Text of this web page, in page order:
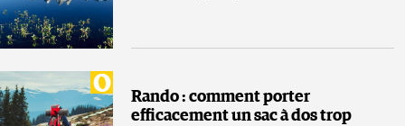
Rando : comment porter
efficacement un sac à dos trop